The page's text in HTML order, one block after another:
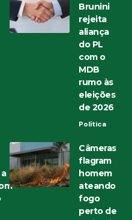
Brunini
rejeita
aliança
do PL
com o
MDB
rumo às
eleições
de 2026
Política
Câmeras
flagram
homem
ateando
fogo
perto de